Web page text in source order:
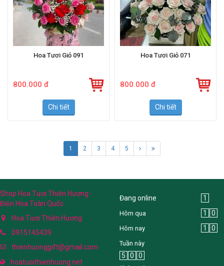
Chi tiết Chi tiết
2 3 4 5
Shop Hoa Tươi Thiên Hương -
Điện Hoa Toàn Quốc
Hoa Tươi Thiên Hương
thienhuonggift@gmail.com
Đang online 1
Hôm qua 1 0
Hôm nay 1 0
Tuần này
5 0 0